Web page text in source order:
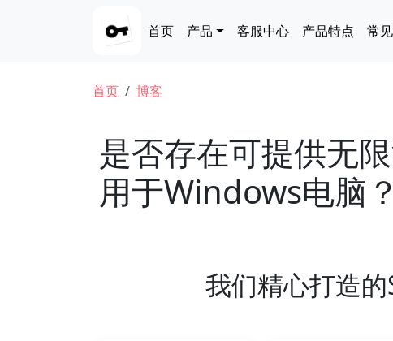
Main navigation
首页 产品 客服中心 产品特点 常
面包屑
首页 博客
是否存在可提供无
用于Windows电脑？
我们精心打造